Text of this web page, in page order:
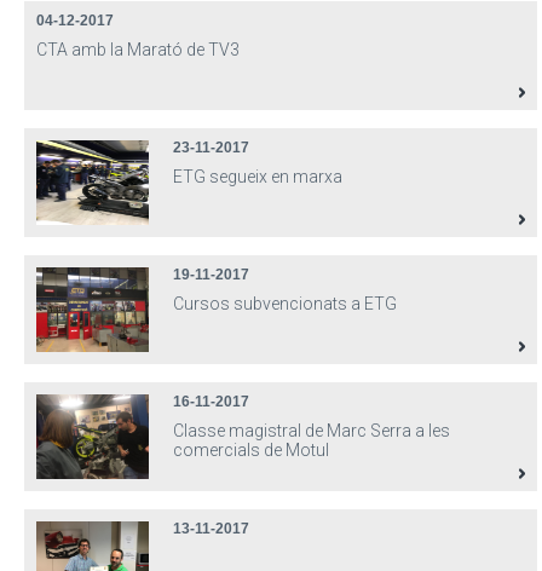
04-12-2017
CTA amb la Marató de TV3
23-11-2017
ETG segueix en marxa
19-11-2017
Cursos subvencionats a ETG
16-11-2017
Classe magistral de Marc Serra a les
comercials de Motul
13-11-2017